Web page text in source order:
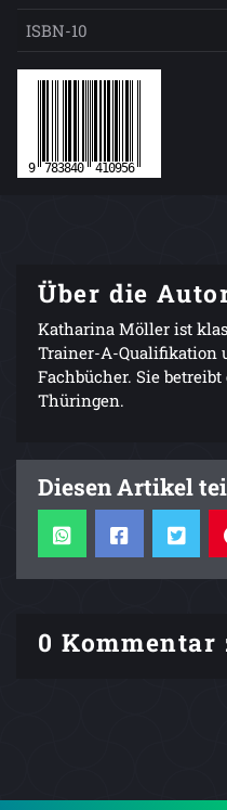
ISBN-10
Über die
Katharina Möller ist
Trainer-A-Qualifikation
Fachbücher. Sie
Thüringen.
Diesen Artikel
0 Kommentar